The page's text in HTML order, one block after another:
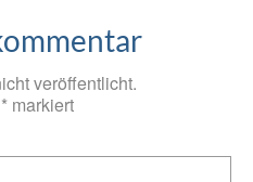
veröffentlicht.
* markiert